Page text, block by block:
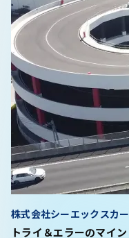
トライ＆エラーのマイ
株式会社シーエックスカ